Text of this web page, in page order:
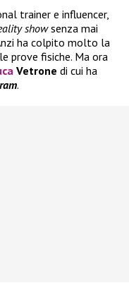
trainer e influencer,
showsenza mai
ha colpito molto la
prove fisiche. Ma ora
Vetrone di cui ha
.